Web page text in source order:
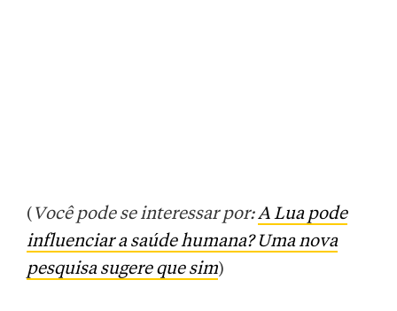
( Você pode se interessar por:A Lua pode
influenciar a saúde humana? Uma nova
pesquisa sugere que sim)